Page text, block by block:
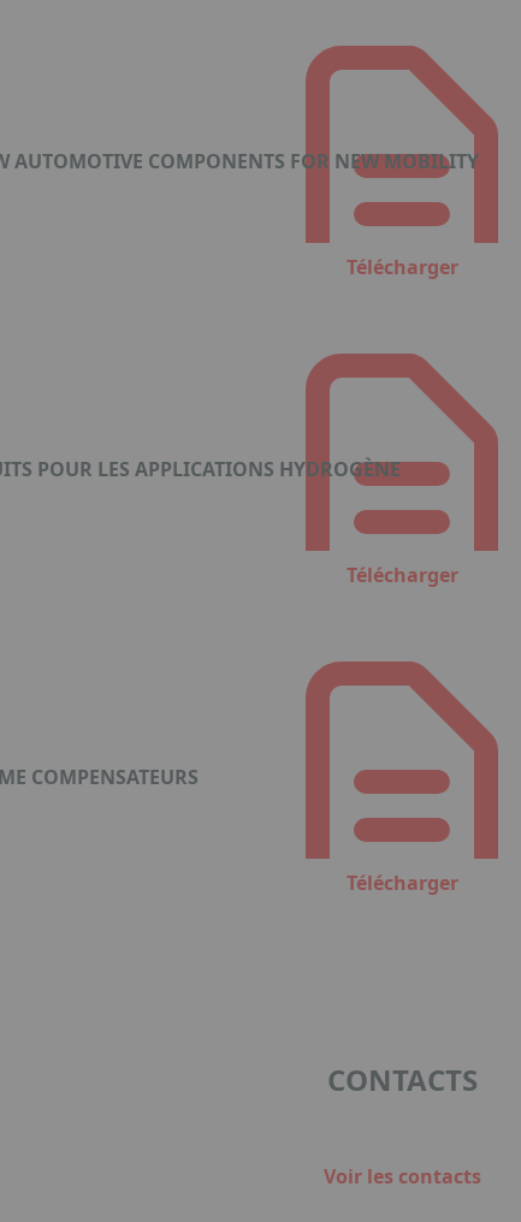
AUTOMOTIVE COMPONENTS FOR NEW MOBILITY
Télécharger
POUR LES APPLICATIONS HYDROGÈNE
Télécharger
COMPENSATEURS
Télécharger
CONTACTS
Voir les contacts